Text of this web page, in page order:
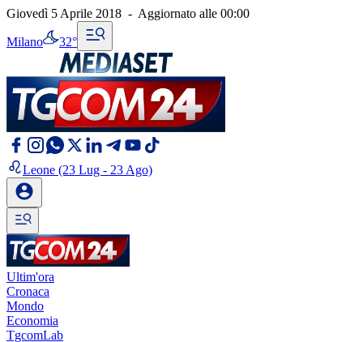
Giovedì 5 Aprile 2018 - Aggiornato alle 00:00
Milano 32°
Leone (23 Lug - 23 Ago)
Ultim'ora
Cronaca
Mondo
Economia
TgcomLab